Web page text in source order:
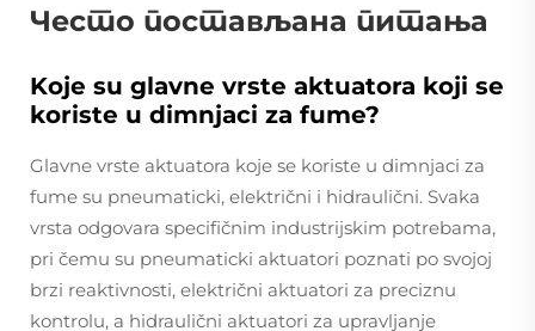
Често постављана питања
Koje su glavne vrste aktuatora koji se
koriste u dimnjaci za fume?
Glavne vrste aktuatora koje se koriste u dimnjaci za
fume su pneumaticki, električni i hidraulični. Svaka
vrsta odgovara specifičnim industrijskim potrebama,
pri čemu su pneumaticki aktuatori poznati po svojoj
brzi reaktivnosti, električni aktuatori za preciznu
kontrolu, a hidraulični aktuatori za upravljanje